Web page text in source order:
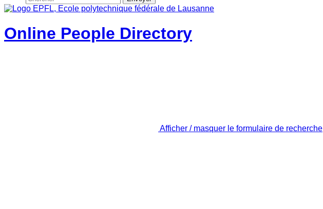
Online People Directory
Afficher / masquer le formulaire de recherche